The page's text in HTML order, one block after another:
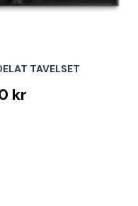
TAVELSET
kr